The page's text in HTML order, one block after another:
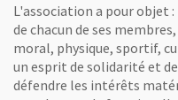
L'association a pour objet
de chacun de ses
moral, physique, sportif,
un esprit de solidarité et
défendre les intérêts